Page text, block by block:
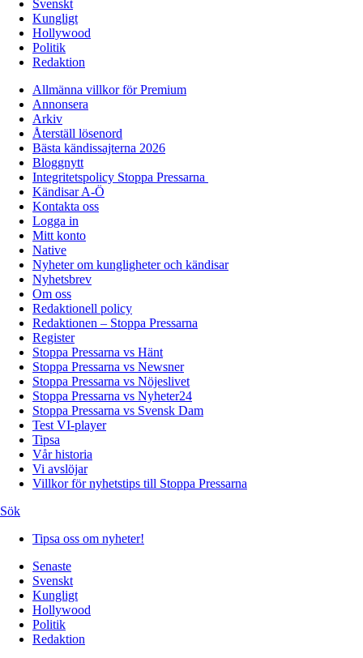
Svenskt
Kungligt
Hollywood
Politik
Redaktion
Allmänna villkor för Premium
Annonsera
Arkiv
Återställ lösenord
Bästa kändissajterna 2026
Bloggnytt
Integritetspolicy Stoppa Pressarna
Kändisar A-Ö
Kontakta oss
Logga in
Mitt konto
Native
Nyheter om kungligheter och kändisar
Nyhetsbrev
Om oss
Redaktionell policy
Redaktionen – Stoppa Pressarna
Register
Stoppa Pressarna vs Hänt
Stoppa Pressarna vs Newsner
Stoppa Pressarna vs Nöjeslivet
Stoppa Pressarna vs Nyheter24
Stoppa Pressarna vs Svensk Dam
Test VI-player
Tipsa
Vår historia
Vi avslöjar
Villkor för nyhetstips till Stoppa Pressarna
Sök
Tipsa oss om nyheter!
Senaste
Svenskt
Kungligt
Hollywood
Politik
Redaktion